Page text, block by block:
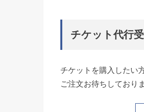
チケット代行
チケットを購入したい
ご注文お待ちしており